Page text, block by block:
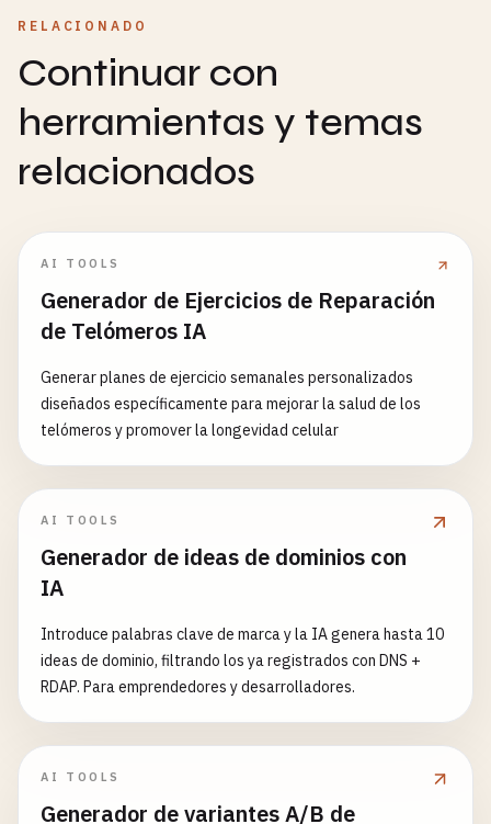
RELACIONADO
Continuar con
herramientas y temas
relacionados
AI TOOLS
Generador de Ejercicios de Reparación
de Telómeros IA
Generar planes de ejercicio semanales personalizados
diseñados específicamente para mejorar la salud de los
telómeros y promover la longevidad celular
AI TOOLS
Generador de ideas de dominios con
IA
Introduce palabras clave de marca y la IA genera hasta 10
ideas de dominio, filtrando los ya registrados con DNS +
RDAP. Para emprendedores y desarrolladores.
AI TOOLS
Generador de variantes A/B de